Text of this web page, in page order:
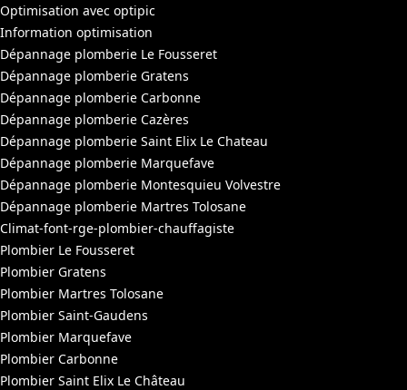
Optimisation avec optipic
Information optimisation
Dépannage plomberie Le Fousseret
Dépannage plomberie Gratens
Dépannage plomberie Carbonne
Dépannage plomberie Cazères
Dépannage plomberie Saint Elix Le Chateau
Dépannage plomberie Marquefave
Dépannage plomberie Montesquieu Volvestre
Dépannage plomberie Martres Tolosane
Climat-font-rge-plombier-chauffagiste
Plombier Le Fousseret
Plombier Gratens
Plombier Martres Tolosane
Plombier Saint-Gaudens
Plombier Marquefave
Plombier Carbonne
Plombier Saint Elix Le Château